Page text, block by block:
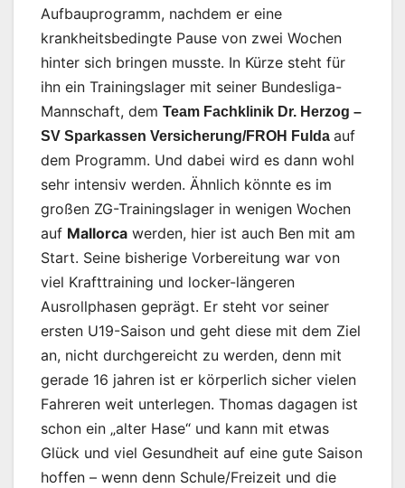
Aufbauprogramm, nachdem er eine
krankheitsbedingte Pause von zwei Wochen
hinter sich bringen musste. In Kürze steht für
ihn ein Trainingslager mit seiner Bundesliga-
Mannschaft, dem Team Fachklinik Dr. Herzog –
SV Sparkassen Versicherung/FROH Fulda auf
dem Programm. Und dabei wird es dann wohl
sehr intensiv werden. Ähnlich könnte es im
großen ZG-Trainingslager in wenigen Wochen
auf Mallorca werden, hier ist auch Ben mit am
Start. Seine bisherige Vorbereitung war von
viel Krafttraining und locker-längeren
Ausrollphasen geprägt. Er steht vor seiner
ersten U19-Saison und geht diese mit dem Ziel
an, nicht durchgereicht zu werden, denn mit
gerade 16 jahren ist er körperlich sicher vielen
Fahreren weit unterlegen. Thomas dagagen ist
schon ein „alter Hase“ und kann mit etwas
Glück und viel Gesundheit auf eine gute Saison
hoffen – wenn denn Schule/Freizeit und die